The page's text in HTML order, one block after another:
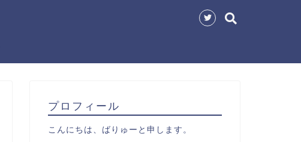
プロフィール
こんにちは、ばりゅーと申します。